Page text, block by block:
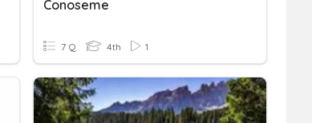
Conoseme
7 Q 4th 1